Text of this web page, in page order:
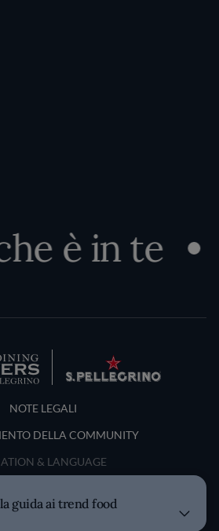
è in te
Conditions
NOTE LEGALI
DELLA COMMUNITY
& LANGUAGE
guida ai trend food